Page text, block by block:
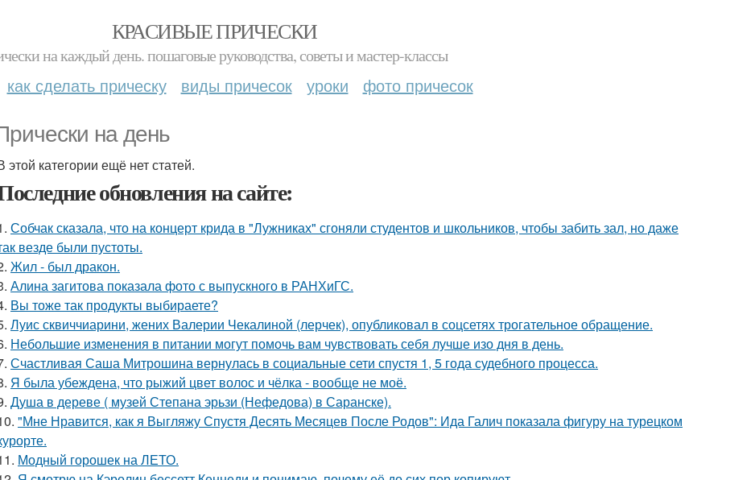
КРАСИВЫЕ ПРИЧЕСКИ
на каждый день. пошаговые руководства, советы и мастер-классы
как сделать прическу виды причесок уроки фото причесок
на день
этой категории ещё нет статей.
обновления на сайте:
Собчак сказала, что на концерт крида в "Лужниках" сгоняли студентов и школьников, чтобы забить зал, но даже
везде были пустоты.
Жил - был дракон.
Алина загитова показала фото с выпускного в РАНХиГС.
Вы тоже так продукты выбираете?
Луис сквиччиарини, жених Валерии Чекалиной (лерчек), опубликовал в соцсетях трогательное обращение.
Небольшие изменения в питании могут помочь вам чувствовать себя лучше изо дня в день.
Счастливая Саша Митрошина вернулась в социальные сети спустя 1, 5 года судебного процесса.
Я была убеждена, что рыжий цвет волос и чёлка - вообще не моё.
Душа в дереве ( музей Степана эрьзи (Нефедова) в Саранске).
"Мне Нравится, как я Выгляжу Спустя Десять Месяцев После Родов": Ида Галич показала фигуру на турецком
Модный горошек на ЛЕТО.